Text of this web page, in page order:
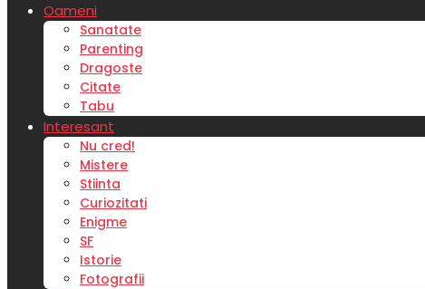
Oameni
Sanatate
Parenting
Dragoste
Citate
Tabu
Interesant
Nu cred!
Mistere
Stiinta
Curiozitati
Enigme
SF
Istorie
Fotografii